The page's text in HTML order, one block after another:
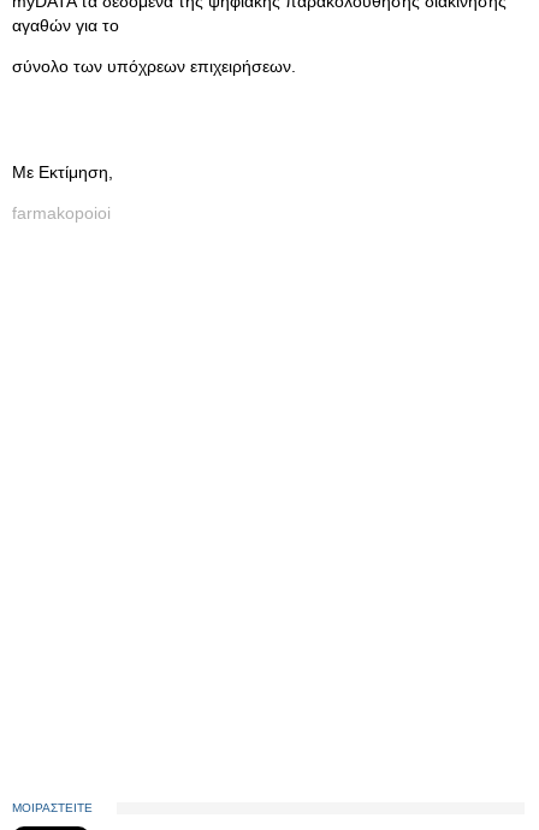
αγαθών για το
σύνολο των υπόχρεων επιχειρήσεων.
Με Εκτίμηση,
farmakopoioi
ΜΟΙΡΑΣΤΕΙΤΕ